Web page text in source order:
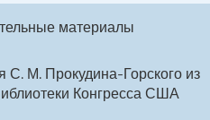
материалы
С. М. Прокудина-Горского из
Конгресса США